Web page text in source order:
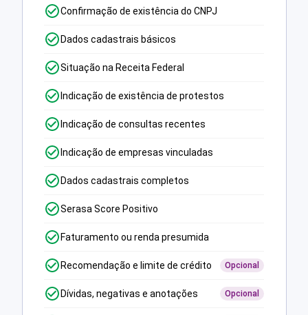
Confirmação de existência do CNPJ
Dados cadastrais básicos
Situação na Receita Federal
Indicação de existência de protestos
Indicação de consultas recentes
Indicação de empresas vinculadas
Dados cadastrais completos
Serasa Score Positivo
Faturamento ou renda presumida
Recomendação e limite de crédito Opcional
Dívidas, negativas e anotações Opcional